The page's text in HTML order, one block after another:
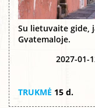
Su lietuvaite gide,
Gvatemaloje.
2027-01-
TRUKMĖ 15 d.